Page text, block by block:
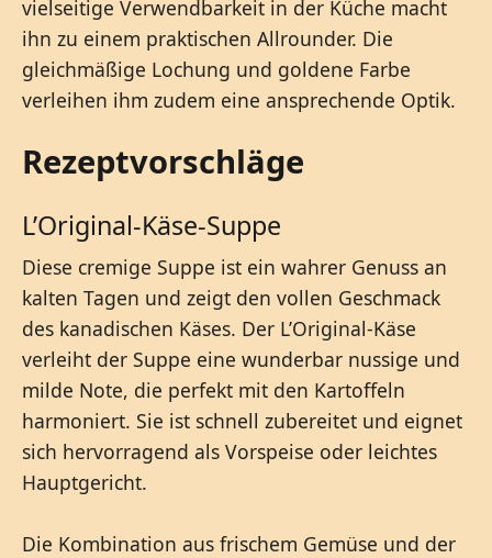
vielseitige Verwendbarkeit in der Küche macht
ihn zu einem praktischen Allrounder. Die
gleichmäßige Lochung und goldene Farbe
verleihen ihm zudem eine ansprechende Optik.
Rezeptvorschläge
L’Original-Käse-Suppe
Diese cremige Suppe ist ein wahrer Genuss an
kalten Tagen und zeigt den vollen Geschmack
des kanadischen Käses. Der L’Original-Käse
verleiht der Suppe eine wunderbar nussige und
milde Note, die perfekt mit den Kartoffeln
harmoniert. Sie ist schnell zubereitet und eignet
sich hervorragend als Vorspeise oder leichtes
Hauptgericht.
Die Kombination aus frischem Gemüse und der